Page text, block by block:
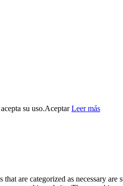
su uso.Aceptar Leer más
are categorized as necessary are